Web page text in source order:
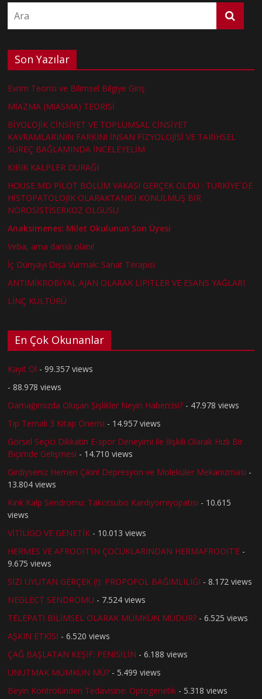
Son Yazılar
Evrim Teorisi ve Bilimsel Bilgiye Giriş
MİAZMA (MIASMA) TEORİSİ
BİYOLOJİK CİNSİYET VE TOPLUMSAL CİNSİYET
KAVRAMLARININ FARKINI İNSAN FİZYOLOJİSİ VE TARİHSEL
SÜREÇ BAĞLAMINDA İNCELEYELİM
KIRIK KALPLER DURAĞI
HOUSE MD PİLOT BÖLÜM VAKASI GERÇEK OLDU : TÜRKİYE´DE
HİSTOPATOLOJİK OLARAKTANISI KONULMUŞ BİR
NÖROSİSTİSERKOZ OLGUSU
Anaksimenes: Milet Okulunun Son Üyesi
Veba, ama danslı olanı!
İç Dünyayı Dışa Vurmak: Sanat Terapisi
ANTİMİKROBİYAL AJAN OLARAK LİPİTLER VE ESANS YAĞLARI
LİNÇ KÜLTÜRÜ
En Çok Okunanlar
Kayıt Ol - 99.357 views
- 88.978 views
Damağımızda Oluşan Şişlikler Neyin Habercisi? - 47.978 views
Tıp Temalı 3 Kitap Önerisi - 14.957 views
Görsel Seçici Dikkatin E-spor Deneyimi ile İlişkili Olarak Hızlı Bir
Biçimde Gelişmesi - 14.710 views
Girdiyseniz Hemen Çıkın! Depresyon ve Moleküler Mekanizması -
13.804 views
Kırık Kalp Sendromu: Takotsubo Kardiyomiyopatisi - 10.615
views
VİTİLİGO VE GENETİK - 10.013 views
HERMES VE AFRODİT’İN ÇOCUKLARINDAN HERMAFRODİT’E -
9.675 views
SİZİ UYUTAN GERÇEK (!): PROPOFOL BAĞIMLILIĞI - 8.172 views
NEGLECT SENDROMU - 7.524 views
TELEPATİ BİLİMSEL OLARAK MÜMKÜN MÜDÜR? - 6.525 views
AŞKIN ETKİSİ - 6.520 views
ÇAĞ BAŞLATAN KEŞİF: PENİSİLİN - 6.188 views
UNUTMAK MÜMKÜN MÜ? - 5.499 views
Beyin Kontrolünden Tedavisine: Optogenetik - 5.318 views